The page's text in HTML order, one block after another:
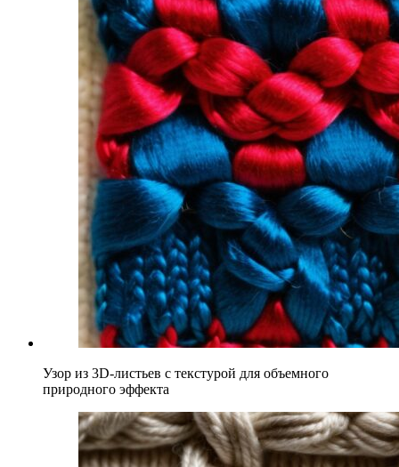
Узор из 3D-листьев с текстурой для объемного
природного эффекта